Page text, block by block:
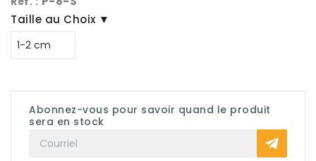
Taille au Choix ▼
Abonnez-vous pour savoir quand le produit
sera en stock